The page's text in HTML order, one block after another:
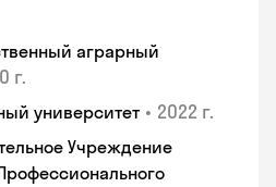
аграрный
г.
университет • 2022 г.
Учреждение